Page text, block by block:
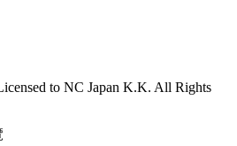
to NC Japan K.K. All Rights